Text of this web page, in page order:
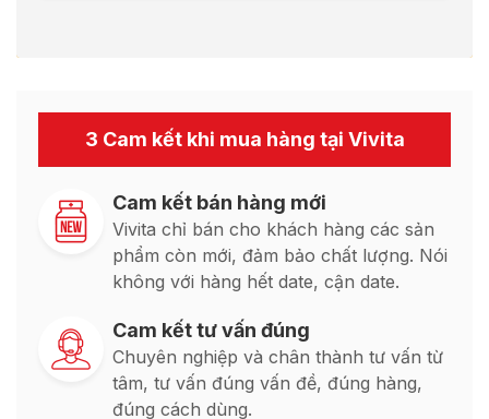
3 Cam kết khi mua hàng tại Vivita
Cam kết bán hàng mới
Vivita chỉ bán cho khách hàng các sản
phẩm còn mới, đảm bảo chất lượng. Nói
không với hàng hết date, cận date.
Cam kết tư vấn đúng
Chuyên nghiệp và chân thành tư vấn từ
tâm, tư vấn đúng vấn đề, đúng hàng,
đúng cách dùng.